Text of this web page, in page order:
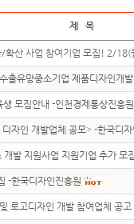
제 목
확산 사업 참여기업 모집! 2/
출유망중소기업 제품디자인개
모집안내 -인천경제통상진흥원
자인 개발업체 공모˃ -한국디자
발 지원사업 지원기업 추가 모
-한국디자인진흥원
로고디자인 개발 참여업체 공